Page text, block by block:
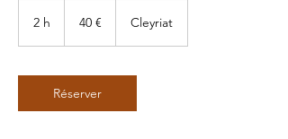
2 h 40 € Cleyriat
Réserver